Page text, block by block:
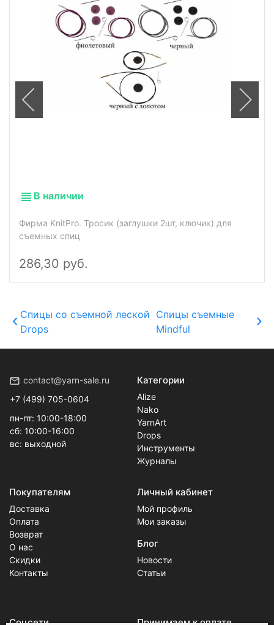
В наличии
Фирма KnitPro. Тросик (заглушки 2шт, ключик) для
съемных спиц
286,30 руб.
Спицы со съемной леской
Drops
Спицы съемные
Mindful
contact@yarn-sale.ru
+7 (499) 705-0604
пн-пт: 10:00-18:00
сб: 10:00-16:00
вс: выходной
Категории
Alize
Nako
YarnArt
Drops
Инструменты
Журналы
Покупателям
Доставка
Оплата
Возврат
О нас
Скидки
Контакты
Личный кабинет
Мой профиль
Мои заказы
Блог
Новости
Статьи
Соцсети Принимаем к оплате